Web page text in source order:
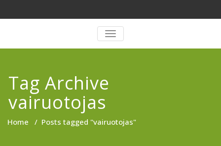
PERJUNGTI
NAVIGACIJĄ
Tag Archive
vairuotojas
Home / Posts tagged "vairuotojas"